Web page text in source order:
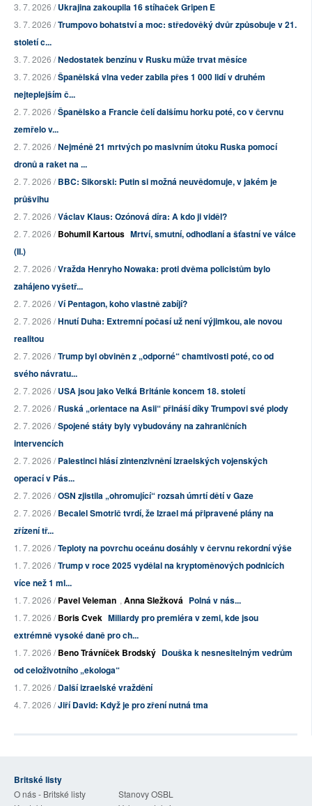
3. 7. 2026 /Ukrajina zakoupila 16 stíhaček Gripen E
3. 7. 2026 /Trumpovo bohatství a moc: středověký dvůr způsobuje v 21.
století c...
3. 7. 2026 /Nedostatek benzínu v Rusku může trvat měsíce
3. 7. 2026 /Španělská vlna veder zabila přes 1 000 lidí v druhém
nejteplejším č...
2. 7. 2026 /Španělsko a Francie čelí dalšímu horku poté, co v červnu
zemřelo v...
2. 7. 2026 /Nejméně 21 mrtvých po masivním útoku Ruska pomocí
dronů a raket na ...
2. 7. 2026 /BBC: Sikorski: Putin si možná neuvědomuje, v jakém je
průšvihu
2. 7. 2026 /Václav Klaus: Ozónová díra: A kdo ji viděl?
2. 7. 2026 /Bohumil Kartous Mrtví, smutní, odhodlaní a šťastní ve válce
(II.)
2. 7. 2026 /Vražda Henryho Nowaka: proti dvěma policistům bylo
zahájeno vyšetř...
2. 7. 2026 /Ví Pentagon, koho vlastně zabíjí?
2. 7. 2026 /Hnutí Duha: Extremní počasí už není výjimkou, ale novou
realitou
2. 7. 2026 /Trump byl obviněn z „odporné“ chamtivosti poté, co od
svého návratu...
2. 7. 2026 /USA jsou jako Velká Británie koncem 18. století
2. 7. 2026 /Ruská „orientace na Asii“ přináší díky Trumpovi své plody
2. 7. 2026 /Spojené státy byly vybudovány na zahraničních
intervencích
2. 7. 2026 /Palestinci hlásí zintenzivnění izraelských vojenských
operací v Pás...
2. 7. 2026 /OSN zjistila „ohromující“ rozsah úmrtí dětí v Gaze
2. 7. 2026 /Becalel Smotrič tvrdí, že Izrael má připravené plány na
zřízení tř...
1. 7. 2026 /Teploty na povrchu oceánu dosáhly v červnu rekordní výše
1. 7. 2026 /Trump v roce 2025 vydělal na kryptoměnových podnicích
více než 1 ml...
1. 7. 2026 /Pavel Veleman , Anna Sležková Polná v nás...
1. 7. 2026 /Boris Cvek Miliardy pro premiéra v zemi, kde jsou
extrémně vysoké daně pro ch...
1. 7. 2026 /Beno Trávníček Brodský Douška k nesnesitelným vedrům
od celoživotního „ekologa“
1. 7. 2026 /Další izraelské vraždění
4. 7. 2026 /Jiří David: Když je pro zření nutná tma
Britské listy
O nás - Britské listy
Stanovy OSBL